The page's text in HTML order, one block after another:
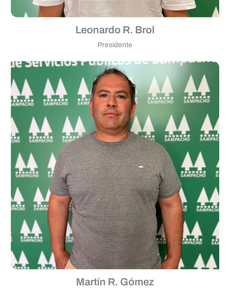
Leonardo R. Brol
Presidente
Martín R. Gómez